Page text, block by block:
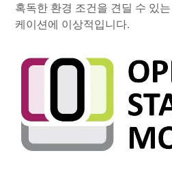
혹독한 환경 조건을 견딜 수 있
케이션에 이상적입니다.